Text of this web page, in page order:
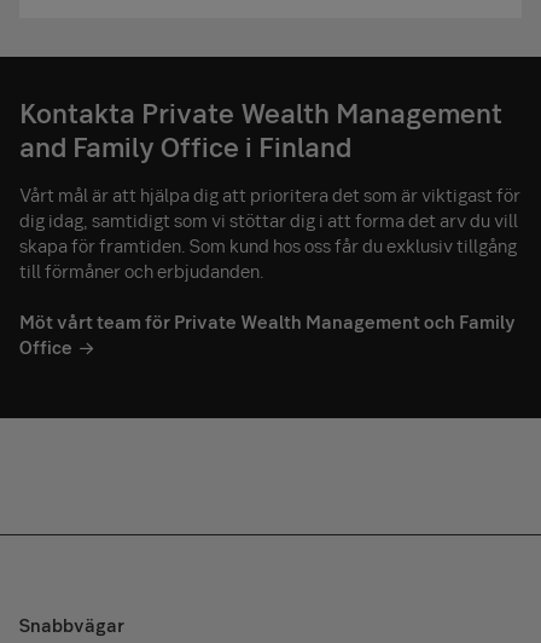
Kontakta Private Wealth Management
and Family Office i Finland
Vårt mål är att hjälpa dig att prioritera det som är viktigast för
dig idag, samtidigt som vi stöttar dig i att forma det arv du vill
skapa för framtiden. Som kund hos oss får du exklusiv tillgång
till förmåner och erbjudanden.
Möt vårt team för Private Wealth Management och Family
Office
Snabbvägar